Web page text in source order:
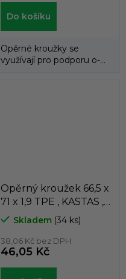
Do košíku
Opěrné kroužky se
využívají pro podporu o-
Opěrný kroužek 66,5 x
71 x 1,9 TPE , KASTAS ,
K81-066/1
Skladem (34 ks)
38,06 Kč bez DPH
46,05 Kč